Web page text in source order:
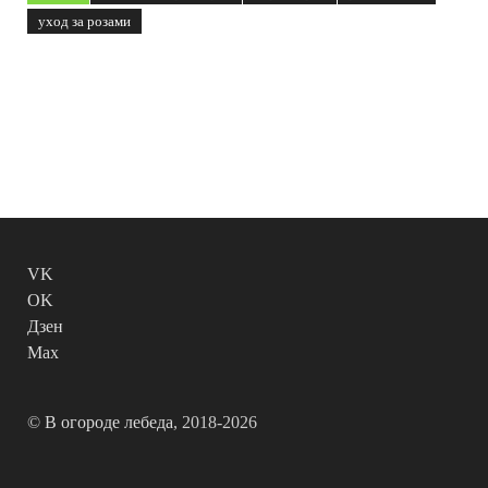
уход за розами
VK
OK
Дзен
Max
© В огороде лебеда, 2018-2026